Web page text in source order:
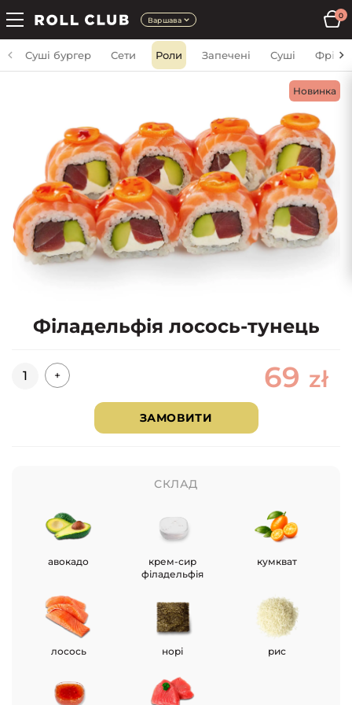
Варшава
0
Суші бургер Сети Роли Запечені Суші Фрі
Новинка
Філадельфія лосось-тунець
Кількість
+ 69 zł
ЗАМОВИТИ
СКЛАД
авокадо
крем-сир
філадельфія
кумкват
лосось норі рис